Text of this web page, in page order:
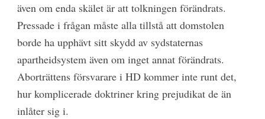
även om enda skälet är att tolkningen förändrats.
Pressade i frågan måste alla tillstå att domstolen
borde ha upphävt sitt skydd av sydstaternas
apartheidsystem även om inget annat förändrats.
Aborträttens försvarare i HD kommer inte runt det,
hur komplicerade doktriner kring prejudikat de än
inlåter sig i.